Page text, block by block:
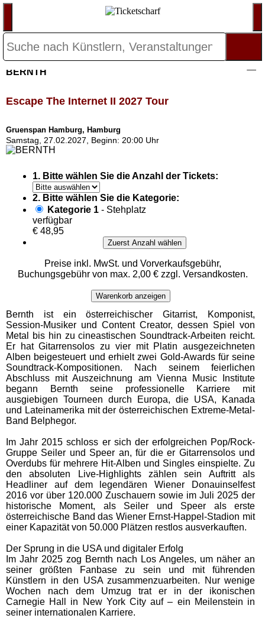
BERNTH
Escape The Internet II 2027 Tour
Gruenspan Hamburg, Hamburg
Samstag, 27.02.2027, Beginn: 20:00 Uhr
1. Bitte wählen Sie die Anzahl der Tickets:
2. Bitte wählen Sie die Kategorie:
Kategorie 1 - Stehplatz
verfügbar
€ 48,95
Zuerst Anzahl wählen
Preise inkl. MwSt. und Vorverkaufsgebühr,
Buchungsgebühr von max. 2,00 € zzgl. Versandkosten.
Warenkorb anzeigen
Bernth ist ein österreichischer Gitarrist, Komponist,
Session-Musiker und Content Creator, dessen Spiel von
Metal bis hin zu cineastischen Soundtrack-Arbeiten reicht.
Er hat Gitarrensolos zu vier mit Platin ausgezeichneten
Alben beigesteuert und erhielt zwei Gold-Awards für seine
Soundtrack-Kompositionen. Nach seinem feierlichen
Abschluss mit Auszeichnung am Vienna Music Institute
begann Bernth seine professionelle Karriere mit
ausgiebigen Tourneen durch Europa, die USA, Kanada
und Lateinamerika mit der österreichischen Extreme-Metal-
Band Belphegor.
Im Jahr 2015 schloss er sich der erfolgreichen Pop/Rock-
Gruppe Seiler und Speer an, für die er Gitarrensolos und
Overdubs für mehrere Hit-Alben und Singles einspielte. Zu
den absoluten Live-Highlights zählen sein Auftritt als
Headliner auf dem legendären Wiener Donauinselfest
2016 vor über 120.000 Zuschauern sowie im Juli 2025 der
historische Moment, als Seiler und Speer als erste
österreichische Band das Wiener Ernst-Happel-Stadion mit
einer Kapazität von 50.000 Plätzen restlos ausverkauften.
Der Sprung in die USA und digitaler Erfolg
Im Jahr 2025 zog Bernth nach Los Angeles, um näher an
seiner größten Fanbase zu sein und mit führenden
Künstlern in den USA zusammenzuarbeiten. Nur wenige
Wochen nach dem Umzug trat er in der ikonischen
Carnegie Hall in New York City auf – ein Meilenstein in
seiner internationalen Karriere.